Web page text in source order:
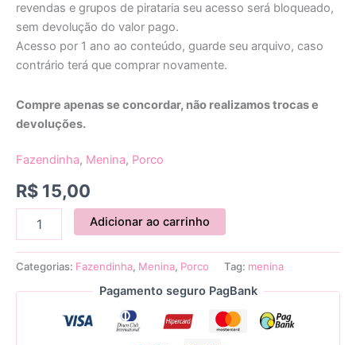
revendas e grupos de pirataria seu acesso será bloqueado,
sem devolução do valor pago.
Acesso por 1 ano ao conteúdo, guarde seu arquivo, caso
contrário terá que comprar novamente.
Compre apenas se concordar, não realizamos trocas e
devoluções.
Fazendinha, Menina, Porco
R$ 15,00
Adicionar ao carrinho
Categorias: Fazendinha, Menina, Porco Tag: menina
Pagamento seguro PagBank